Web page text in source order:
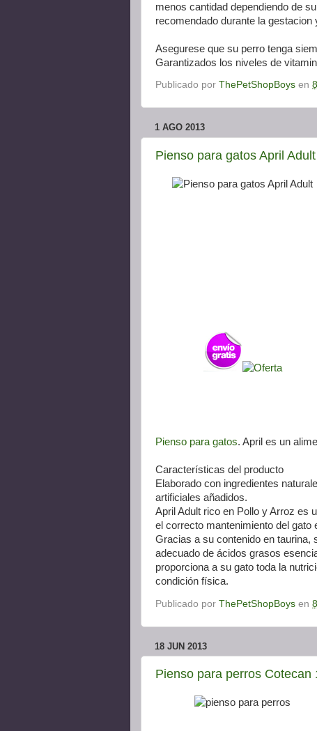
menos cantidad dependiendo de
recomendado durante la gestacion
Asegurese que su perro tenga
Garantizados los niveles de
Publicado por ThePetShopBoys en
1 AGO 2013
Pienso para gatos April
Pienso para gatos. April es un
Características del producto
Elaborado con ingredientes
artificiales añadidos.
April Adult rico en Pollo y Arroz es
el correcto mantenimiento del gato
Gracias a su contenido en taurina,
adecuado de ácidos grasos
proporciona a su gato toda la
condición física.
Publicado por ThePetShopBoys en
18 JUN 2013
Pienso para perros Cotecan